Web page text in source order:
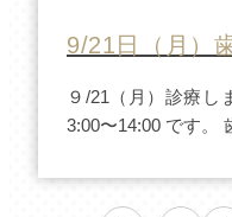
9/21日（月）
９/21（月）診療
3:00〜14:00 です。